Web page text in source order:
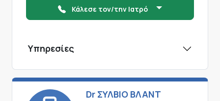
Κάλεσε τον/την Ιατρό
Υπηρεσίες
Dr ΣΥΛΒΙΟ ΒΛΑΝΤ